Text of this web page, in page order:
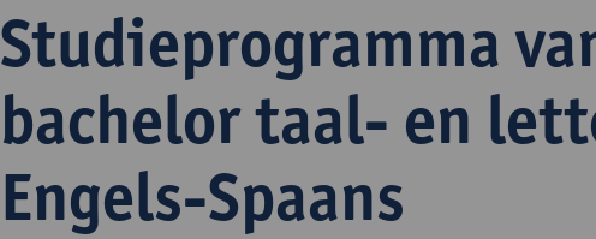
Studieprogramma
bachelor taal- en
Engels-Spaans